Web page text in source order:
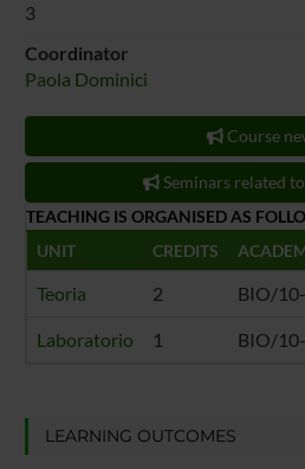
3
Coordinator
Paola Dominici
Course
Seminars related
TEACHING IS ORGANISED AS
UNIT
CREDITS
Teoria 2 BIO/
Laboratorio 1 BIO/
LEARNING OUTCOMES